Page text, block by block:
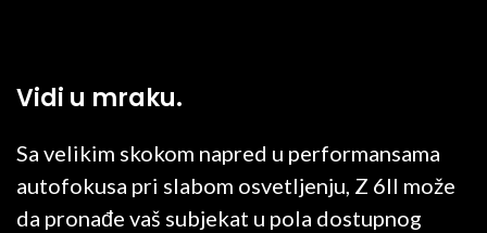
Vidi u mraku.
Sa velikim skokom napred u performansama
autofokusa pri slabom osvetljenju, Z 6II može
da pronađe vaš subjekat u pola dostupnog